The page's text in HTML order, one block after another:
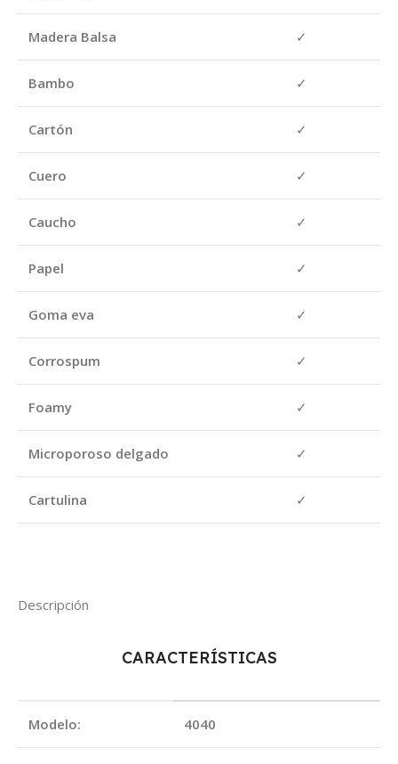
Madera Balsa ✓
Bambo ✓
Cartón ✓
Cuero ✓
Caucho ✓
Papel ✓
Goma eva ✓
Corrospum ✓
Foamy ✓
Microporoso delgado ✓
Cartulina ✓
Descripción
CARACTERÍSTICAS
Modelo: 4040